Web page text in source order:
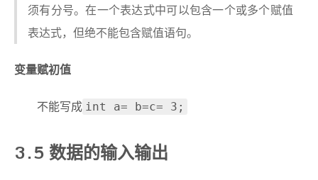
须有分号。在一个表达式中可以包含一个或多个赋值
表达式，但绝不能包含赋值语句。
变量赋初值
不能写成 int a= b=c= 3;
3.5 数据的输入输出